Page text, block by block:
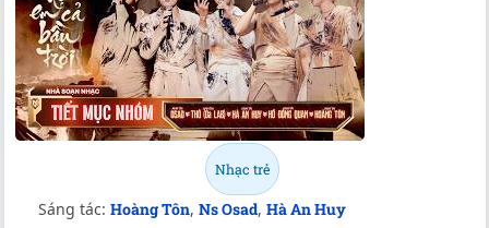
Nhạc trẻ
Sáng tác: Hoàng Tôn, Ns Osad, Hà An Huy